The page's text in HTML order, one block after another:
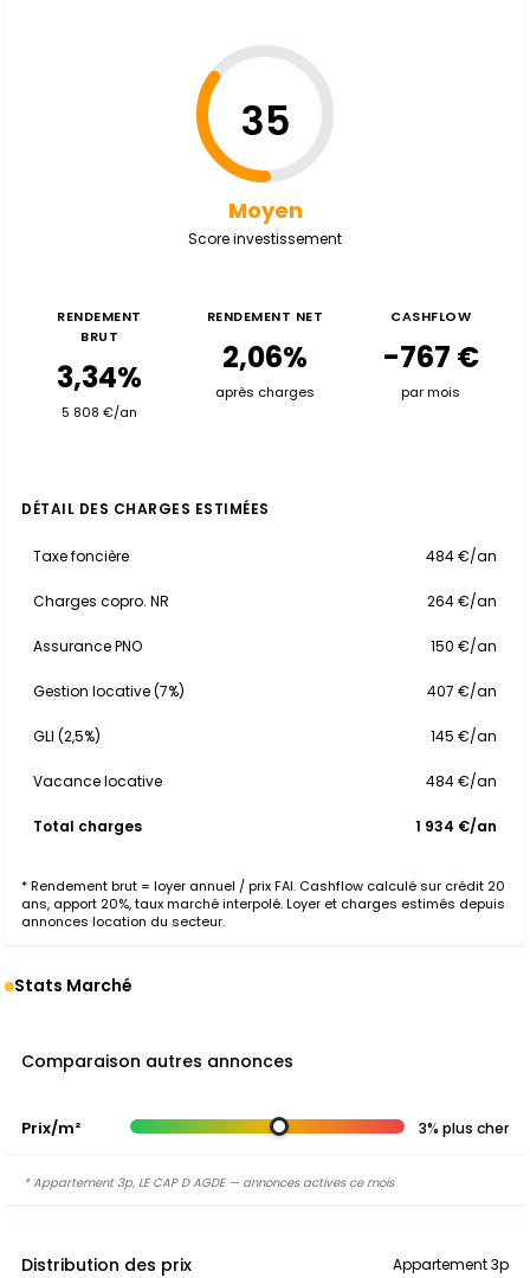
35
Moyen
Score investissement
RENDEMENT
BRUT
3,34%
5 808 €/an
RENDEMENT NET
2,06%
après charges
CASHFLOW
-767 €
par mois
DÉTAIL DES CHARGES ESTIMÉES
Taxe foncière 484 €/an
Charges copro. NR 264 €/an
Assurance PNO 150 €/an
Gestion locative (7%) 407 €/an
GLI (2,5%) 145 €/an
Vacance locative 484 €/an
Total charges 1 934 €/an
* Rendement brut = loyer annuel / prix FAI. Cashflow calculé sur crédit 20
ans, apport 20%, taux marché interpolé. Loyer et charges estimés depuis
annonces location du secteur.
Stats Marché
Comparaison autres annonces
Prix/m² 3% plus cher
* Appartement 3p, LE CAP D AGDE — annonces actives ce mois
Distribution des prix Appartement 3p